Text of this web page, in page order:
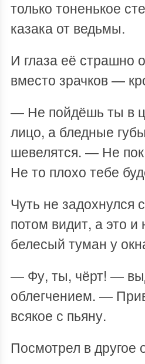
только тоненькое
казака от ведьмы.
И глаза её страшно
вместо зрачков —
— Не пойдёшь ты в
лицо, а бледные
шевелятся. — Не
Не то плохо тебе
Чуть не задохнулся
потом видит, а это
белесый туман у
— Фу, ты, чёрт! —
облегчением. —
всякое с пьяну.
Посмотрел в другое